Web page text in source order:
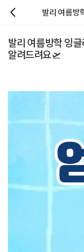
발리 여름방학 잉
알려드려요🛫